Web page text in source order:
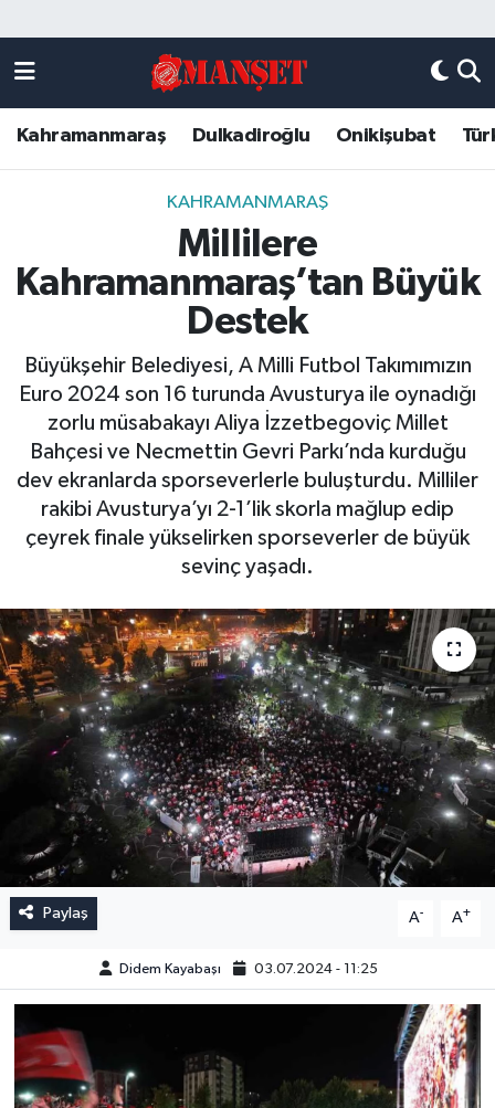
Kahramanmaraş Dulkadiroğlu Onikişubat
KAHRAMANMARAŞ
Millilere
Kahramanmaraş’tan Büyük
Destek
Büyükşehir Belediyesi, A Milli Futbol Takımımızın
Euro 2024 son 16 turunda Avusturya ile oynadığı
zorlu müsabakayı Aliya İzzetbegoviç Millet
Bahçesi ve Necmettin Gevri Parkı’nda kurduğu
dev ekranlarda sporseverlerle buluşturdu. Milliler
rakibi Avusturya’yı 2-1’lik skorla mağlup edip
çeyrek finale yükselirken sporseverler de büyük
sevinç yaşadı.
Paylaş A- A+
Didem Kayabaşı 03.07.2024 - 11:25
DULKADİROĞLU
KAHRAMANMARAŞ
Künye
Kahramanmaraş Nöbetçi Eczaneler
Kahramanmaraş Hava Durumu
Kahramanmaraş Trafik Yoğunluk Haritası
Süper Lig Puan Durumu ve Fikstür
Tüm Manşetler
Son Dakika Haberleri
Haber Arşivi